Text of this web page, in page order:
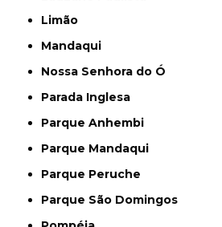
Limão
Mandaqui
Nossa Senhora do Ó
Parada Inglesa
Parque Anhembi
Parque Mandaqui
Parque Peruche
Parque São Domingos